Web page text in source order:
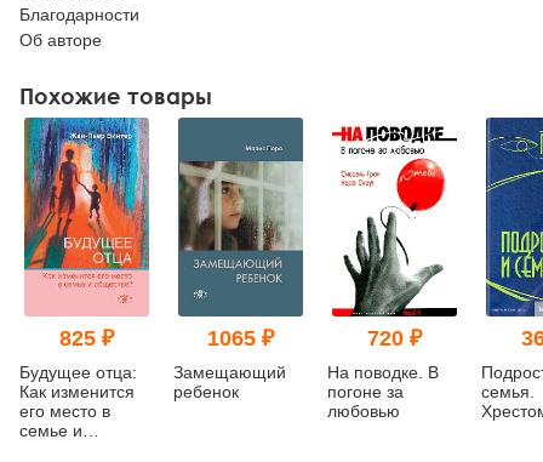
Благодарности
Об авторе
Похожие товары
825 ₽
Будущее отца:
Как изменится
его место в
семье и
1065 ₽
Замещающий
ребенок
720 ₽
На поводке. В
погоне за
любовью
семья.